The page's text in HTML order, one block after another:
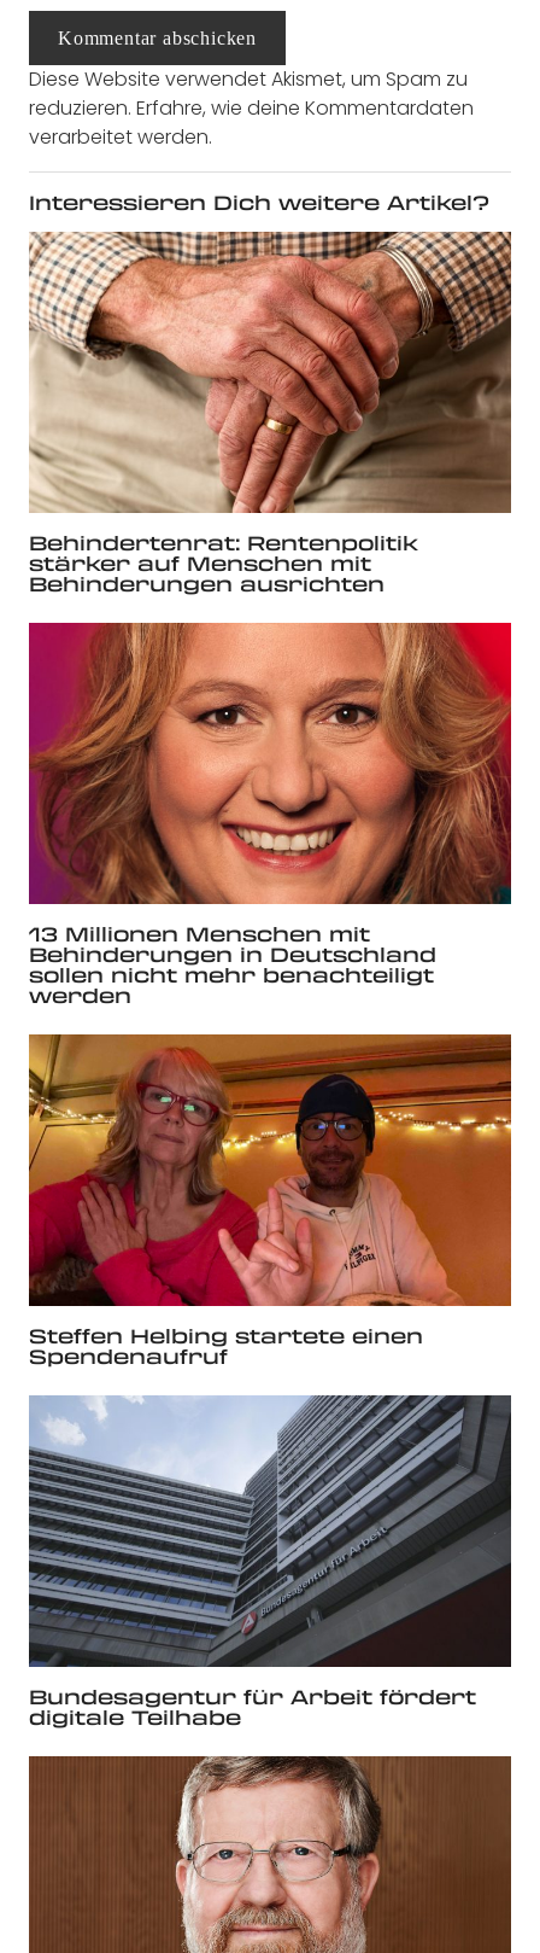
Kommentar abschicken
Diese Website verwendet Akismet, um Spam zu
reduzieren. Erfahre, wie deine Kommentardaten
verarbeitet werden.
Interessieren Dich weitere Artikel?
Behindertenrat: Rentenpolitik
stärker auf Menschen mit
Behinderungen ausrichten
13 Millionen Menschen mit
Behinderungen in Deutschland
sollen nicht mehr benachteiligt
werden
Steffen Helbing startete einen
Spendenaufruf
Bundesagentur für Arbeit fördert
digitale Teilhabe